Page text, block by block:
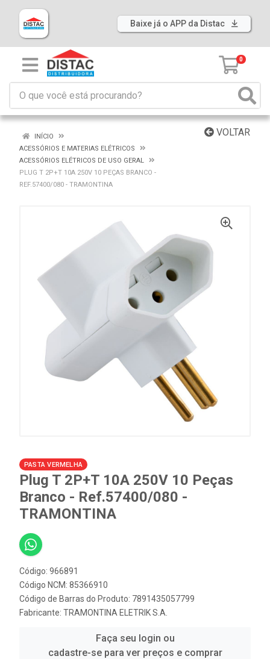
Baixe já o APP da Distac
0
VOLTAR
INÍCIO
ACESSÓRIOS E MATERIAS ELÉTRICOS
ACESSÓRIOS ELÉTRICOS DE USO GERAL
PLUG T 2P+T 10A 250V 10 PEÇAS BRANCO -
REF.57400/080 - TRAMONTINA
PASTA VERMELHA
Plug T 2P+T 10A 250V 10 Peças
Branco - Ref.57400/080 -
TRAMONTINA
Código: 966891
Código NCM: 85366910
Código de Barras do Produto: 7891435057799
Fabricante: TRAMONTINA ELETRIK S.A.
Faça seu login ou
cadastre-se para ver preços e comprar